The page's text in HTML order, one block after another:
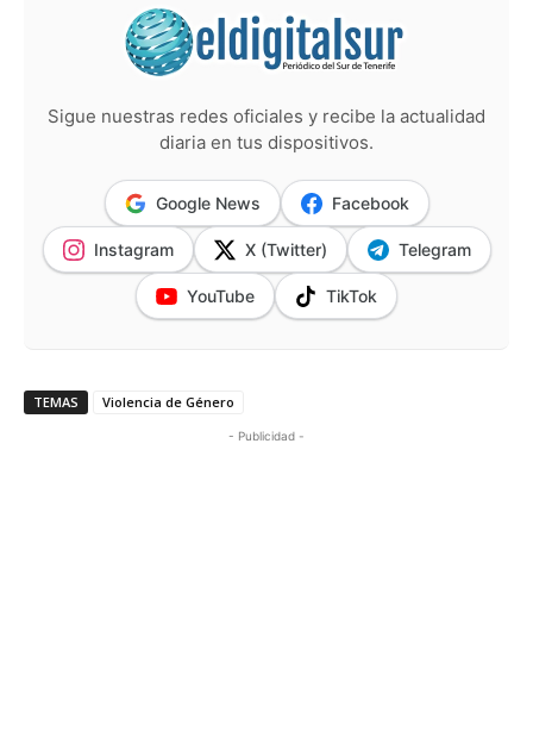
Sigue nuestras redes oficiales y recibe la actualidad
diaria en tus dispositivos.
Google News Facebook
Instagram X (Twitter) Telegram
YouTube TikTok
TEMAS Violencia de Género
- Publicidad -